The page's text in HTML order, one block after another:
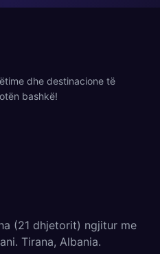
dhe destinacione të
bashkë!
(21 dhjetorit) ngjitur me
Tirana, Albania.